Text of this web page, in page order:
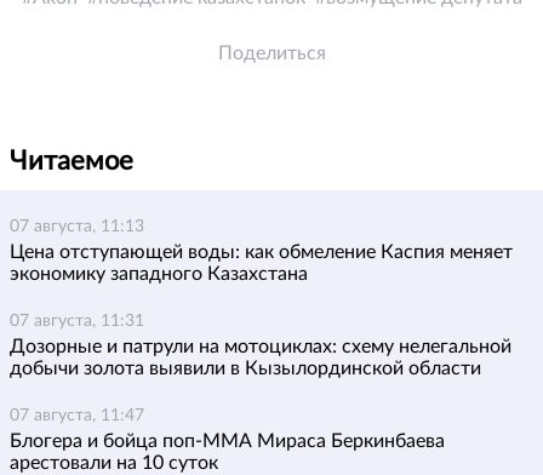
Поделиться
Читаемое
07 августа, 11:13
Цена отступающей воды: как обмеление Каспия меняет
экономику западного Казахстана
07 августа, 11:31
Дозорные и патрули на мотоциклах: схему нелегальной
добычи золота выявили в Кызылординской области
07 августа, 11:47
Блогера и бойца поп-ММА Мираса Беркинбаева
арестовали на 10 суток